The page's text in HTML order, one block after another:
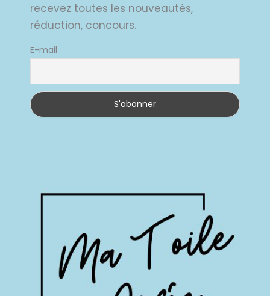
recevez toutes les nouveautés,
réduction, concours.
E-mail